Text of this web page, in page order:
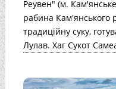
Реувен" (м.
рабина Кам'янського
традиційну суку,
Лулав. Хаг Сукот